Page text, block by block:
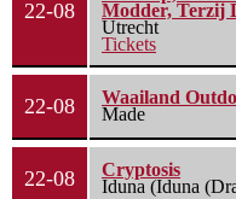
22-08
Modder, Terzij
Utrecht
Tickets
22-08
Waailand
Made
22-08
Cryptosis
Iduna (Iduna